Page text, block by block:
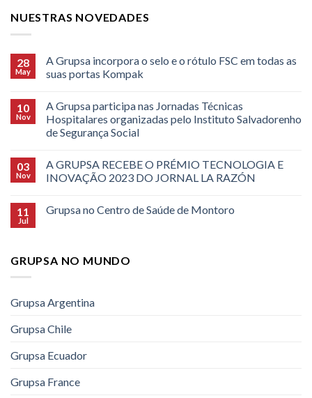
NUESTRAS NOVEDADES
28
May
A Grupsa incorpora o selo e o rótulo FSC em todas as
suas portas Kompak
10
Nov
A Grupsa participa nas Jornadas Técnicas
Hospitalares organizadas pelo Instituto Salvadorenho
de Segurança Social
03
Nov
A GRUPSA RECEBE O PRÉMIO TECNOLOGIA E
INOVAÇÃO 2023 DO JORNAL LA RAZÓN
11
Jul
Grupsa no Centro de Saúde de Montoro
GRUPSA NO MUNDO
Grupsa Argentina
Grupsa Chile
Grupsa Ecuador
Grupsa France